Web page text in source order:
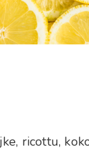
ricottu,